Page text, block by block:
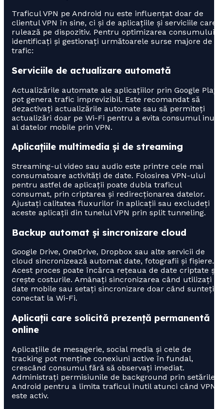
Traficul VPN pe Android nu este influențat doar de
clientul VPN în sine, ci și de aplicațiile și serviciile care
rulează pe dispozitiv. Pentru optimizarea consumului,
identificați și gestionați următoarele surse majore de
trafic:
Serviciile de actualizare automată
Actualizările automate ale aplicațiilor prin Google Play
pot genera trafic imprevizibil. Este recomandat să
dezactivați actualizările automate sau să permiteți
actualizări doar pe Wi-Fi pentru a evita consumul
al datelor mobile prin VPN.
Aplicațiile multimedia și de streaming
Streaming-ul video sau audio este printre cele mai
consumatoare activități de date. Folosirea VPN-ului
pentru astfel de aplicații poate dubla traficul
consumat, prin criptarea și redirecționarea datelor.
Ajustați calitatea fluxurilor în aplicații sau excludeți
aceste aplicații din tunelul VPN prin split tunneling.
Backup automat și sincronizare cloud
Google Drive, OneDrive, Dropbox sau alte servicii de
cloud sincronizează automat date, fotografii și fișiere.
Acest proces poate încărca rețeaua de date criptate și
crește costurile. Amânați sincronizarea când utilizați
date mobile sau setați sincronizare doar când sunteți
conectat la Wi-Fi.
Aplicații care solicită prezență permanentă
online
Aplicațiile de mesagerie, social media și cele de
tracking pot menține conexiuni active în fundal,
crescând consumul fără să observați imediat.
Administrați permisiunile de background prin setările
Android pentru a limita traficul inutil atunci când VPN
este activ.